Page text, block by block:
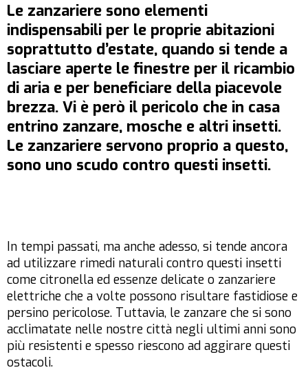
Le zanzariere sono elementi
indispensabili per le proprie abitazioni
soprattutto d’estate, quando si tende a
lasciare aperte le finestre per il ricambio
di aria e per beneficiare della piacevole
brezza. Vi è però il pericolo che in casa
entrino zanzare, mosche e altri insetti.
Le zanzariere servono proprio a questo,
sono uno scudo contro questi insetti.
In tempi passati, ma anche adesso, si tende ancora
ad utilizzare rimedi naturali contro questi insetti
come citronella ed essenze delicate o zanzariere
elettriche che a volte possono risultare fastidiose e
persino pericolose. Tuttavia, le zanzare che si sono
acclimatate nelle nostre città negli ultimi anni sono
più resistenti e spesso riescono ad aggirare questi
ostacoli.